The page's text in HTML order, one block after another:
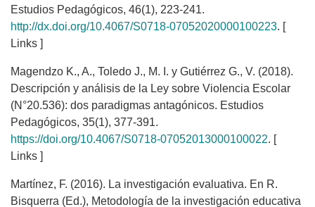
Estudios Pedagógicos, 46(1), 223-241.
http://dx.doi.org/10.4067/S0718-07052020000100223. [
Links ]
Magendzo K., A., Toledo J., M. I. y Gutiérrez G., V. (2018).
Descripción y análisis de la Ley sobre Violencia Escolar
(N°20.536): dos paradigmas antagónicos. Estudios
Pedagógicos, 35(1), 377-391.
https://doi.org/10.4067/S0718-07052013000100022. [
Links ]
Martínez, F. (2016). La investigación evaluativa. En R.
Bisquerra (Ed.), Metodología de la investigación educativa